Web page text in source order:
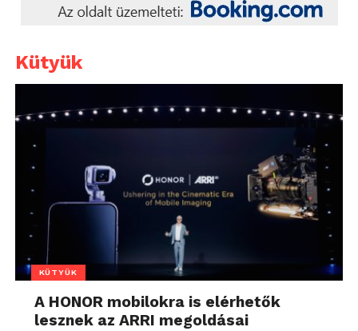
Kütyük
KÜTYÜK
A HONOR mobilokra is elérhetők
lesznek az ARRI megoldásai